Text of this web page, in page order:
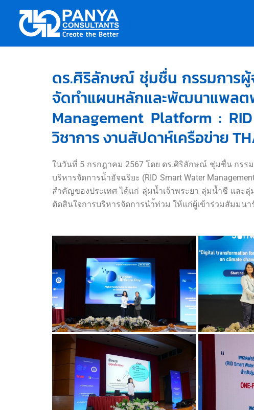
content
ดร.ศิริลักษณ์ ชุ่มชื่น กรรมการ
จัดทำแผนหลักและพัฒนาแพล
Management Platform :
วิชาการ งานสัปดาห์เครือข่าย
ในวันที่ 5 กรกฎาคม 2567 โดย ดร.ศิริลักษณ์ ชุ่มชื่น กร
บริหารจัดการน้ำอัจฉริยะ (RID Smart Water
สำคัญของประเทศ ได้แก่ ลุ่มน้ำเจ้าพระยา ลุ่มน้ำชี และ
ตัดสินใจการบริหารจัดการนำ้ท่วม ให้แก่ผู้เข้าร่วมสัมมน